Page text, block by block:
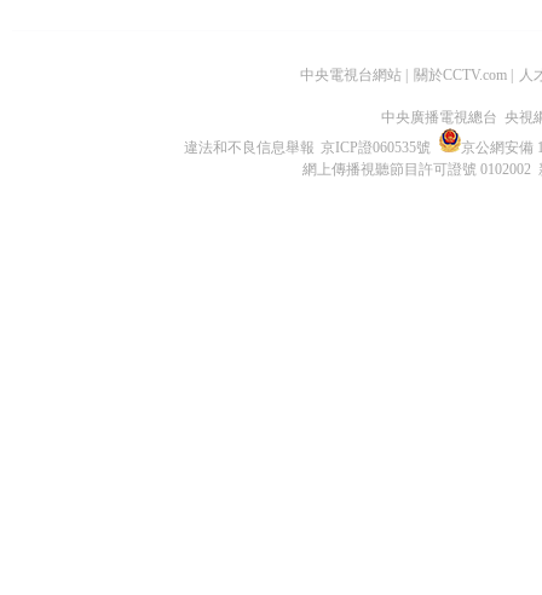
中央電視台網站 關於CCTV.com 人
中央廣播電視總台 央視
違法和不良信息舉報 京ICP證060535號
京公網安備
網上傳播視聽節目許可證號 0102002